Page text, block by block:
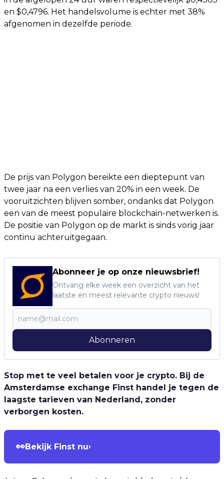
en $0,4796. Het handelsvolume is echter met 38%
afgenomen in dezelfde periode.
De prijs van Polygon bereikte een dieptepunt van
twee jaar na een verlies van 20% in een week. De
vooruitzichten blijven somber, ondanks dat Polygon
een van de meest populaire blockchain-netwerken is.
De positie van Polygon op de markt is sinds vorig jaar
continu achteruitgegaan.
Abonneer je op onze nieuwsbrief!
Ontvang elke week een overzicht van het
laatste en meest relevante crypto nieuws!
Abonneren
Stop met te veel betalen voor je crypto. Bij de
Amsterdamse exchange Finst handel je tegen de
laagste tarieven van Nederland, zonder
verborgen kosten.
👀Bekijk Finst nu›